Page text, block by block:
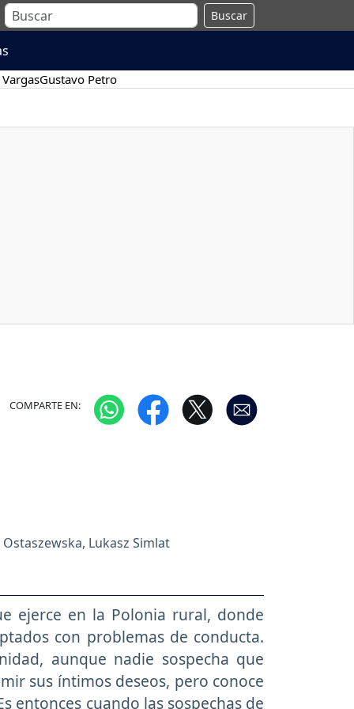
Buscar
Gustavo Petro
COMPARTE EN:
Lukasz Simlat
ejerce en la Polonia rural, donde
con problemas de conducta.
aunque nadie sospecha que
sus íntimos deseos, pero conoce
entonces cuando las sospechas de